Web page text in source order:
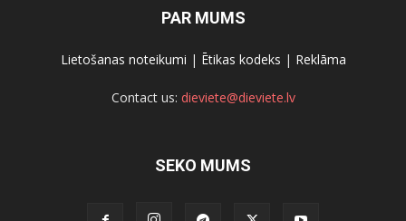
PAR MUMS
Lietošanas noteikumi | Ētikas kodeks | Reklāma
Contact us: dieviete@dieviete.lv
SEKO MUMS